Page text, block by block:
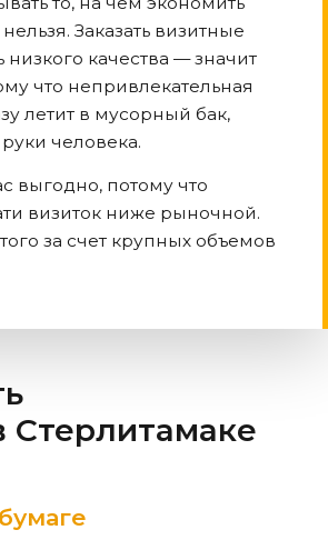
Заказать визитные
низкого качества — значит
что непривлекательная
летит в мусорный бак,
человека.
выгодно, потому что
визиток ниже рыночной.
за счет крупных объемов
Стерлитамаке